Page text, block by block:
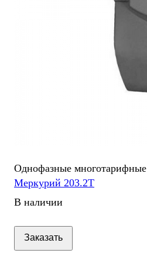
Однофазные многотарифные
Меркурий 203.2Т
В наличии
Заказать